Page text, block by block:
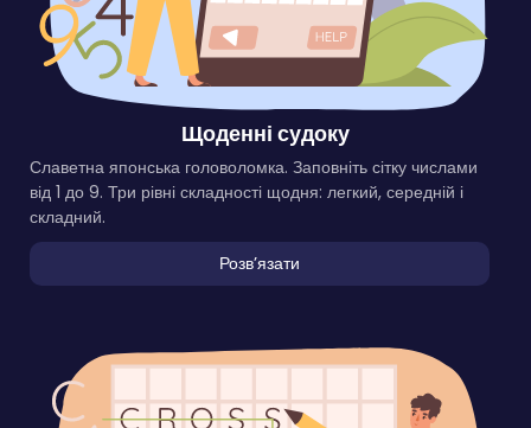
Щоденні судоку
Славетна японська головоломка. Заповніть сітку числами
від 1 до 9. Три рівні складності щодня: легкий, середній і
складний.
Розвʼязати